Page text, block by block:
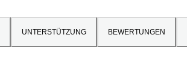
UNTERSTÜTZUNG BEWERTUNGEN